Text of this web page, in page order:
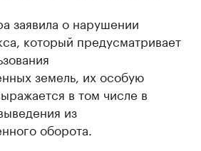
заявила о нарушении
который предусматривает
земель, их особую
в том числе в
из
оборота.